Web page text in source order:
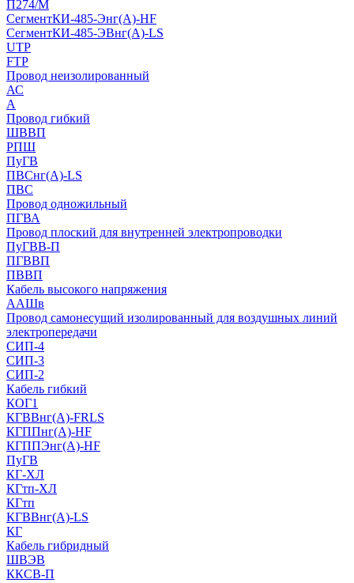
П274/М
СегментКИ-485-Энг(А)-HF
СегментКИ-485-ЭВнг(А)-LS
UTP
FTP
Провод неизолированный
АС
А
Провод гибкий
ШВВП
РПШ
ПуГВ
ПВСнг(А)-LS
ПВС
Провод одножильный
ПГВА
Провод плоский для внутренней электропроводки
ПуГВВ-П
ПГВВП
ПВВП
Кабель высокого напряжения
ААШв
Провод самонесущий изолированный для воздушных линий
электропередачи
СИП-4
СИП-3
СИП-2
Кабель гибкий
КОГ1
КГВВнг(А)-FRLS
КГППнг(A)-HF
КГППЭнг(A)-HF
ПуГВ
КГ-ХЛ
КГтп-ХЛ
КГтп
КГВВнг(А)-LS
КГ
Кабель гибридный
ШВЭВ
ККСВ-П